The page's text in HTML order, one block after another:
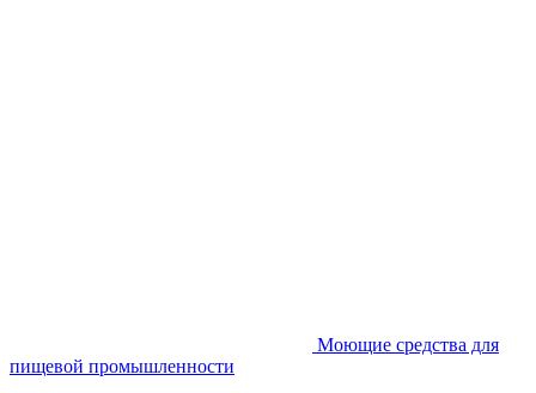
Моющие средства для
пищевой промышленности